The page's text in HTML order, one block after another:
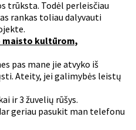
trūksta. Todėl perleisčiau
rankas toliau dalyvauti
maisto kultūrom,
pas mane jie atvyko iš
Ateity, jei galimybės leistų
ir 3 žuvelių rūšys.
geriau pasukit man telefonu